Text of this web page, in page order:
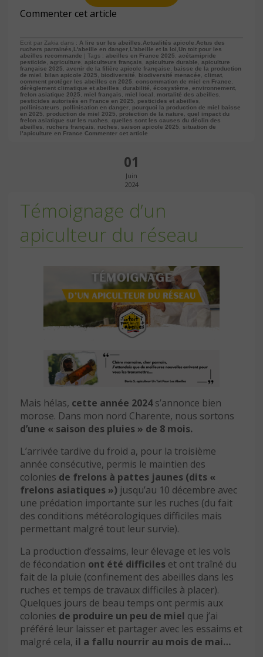
Commenter cet article
Ecrit par Zakia dans : A lire sur les abeilles,Actualités apicole,Actus des
ruchers parrainés, L'abeille en danger, L'abeille et la loi,Un toit pour les
abeilles recommande | Tags : abeilles en France 2025, acétamipride
pesticide, agriculture, apiculteurs français, apiculture durable, apiculture
française 2025, avenir de la filière apicole française,
baisse de la production
de miel , bilan apicole 2025, biodiversité, biodiversité menacée, climat,
comment protéger les abeilles en 2025, consommation de miel en France,
dérèglement climatique et abeilles, durabilité, écosystème, environnement,
frelon asiatique 2025, miel français, miel local , mortalité des abeilles,
pesticides autorisés en France en 2025, pesticides et abeilles,
pollinisateurs, pollinisation en danger, pourquoi la production de miel baisse
en 2025, production de miel 2025, protection de la nature, quel impact du
frelon asiatique sur les ruches, quelles sont les causes du déclin des
abeilles, ruchers français, ruches, saison apicole 2025, situation de
l’apiculture en France Commenter cet article
01
Juin
2024
Témoignage d’un
apiculteur du réseau
Mais hélas, cette année 2024s’annonce bien
morose. Dans mon nord Charente, nous sortons
d’une « saison des pluies » de 8 mois.
L’arrivée tardive du froid a, pour la troisième
année consécutive, permis le maintien des
colonies de frelons à pattes jaunes (dits «
frelons asiatiques ») jusqu’au 10 décembre avec
une prédation importante sur les ruches (du fait
des conditions météorologiques difficiles mais
permettant malgré tout leur survie).
La production d’essaims, leur élevage et les vols
de fécondation ont été difficiles et ont traîné du
fait de la pluie (confinement des abeilles dans les
ruches et temps de travaux difficiles à placer).
Quelques jours de beau temps ont permis aux
colonies de produire un peu de miel que j’ai
préféré leur laisser et partager avec les essaims et
malgré cela, il a fallu nourrir au mois de mai…